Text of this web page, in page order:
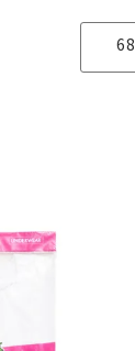
68